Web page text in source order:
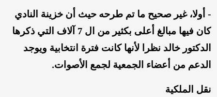
- أولا، غير صحيح ما تم طرحه حيث أن خزينة النادي
كان فيها مبالغ أعلى بكثير من ال 7 آلاف التي ذكرها
الدكتور خالد نظرا لأنها كانت فترة انتخابية ويوجد
الدعم من أعضاء الجمعية لجمع الأصوات.
نقل الملكية